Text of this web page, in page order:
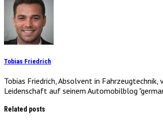
Tobias Friedrich
Tobias Friedrich, Absolvent in
Leidenschaft auf seinem Automobilblog
Related posts